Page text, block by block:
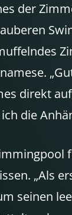
der
direkt
die
„Als
seinen